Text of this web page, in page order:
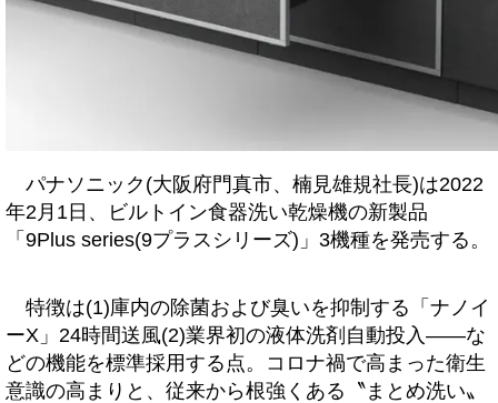
パナソニック(大阪府門真市、楠見雄規社長)は2022
年2月1日、ビルトイン食器洗い乾燥機の新製品
「9Plus series(9プラスシリーズ)」3機種を発売する。
特徴は(1)庫内の除菌および臭いを抑制する「ナノイ
ーX」24時間送風(2)業界初の液体洗剤自動投入――な
どの機能を標準採用する点。コロナ禍で高まった衛生
意識の高まりと、従来から根強くある〝まとめ洗い〟